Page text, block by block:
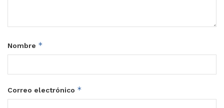
Nombre *
Correo electrónico *